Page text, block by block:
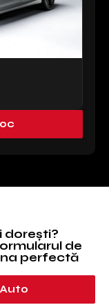
dorești?
de
perfectă